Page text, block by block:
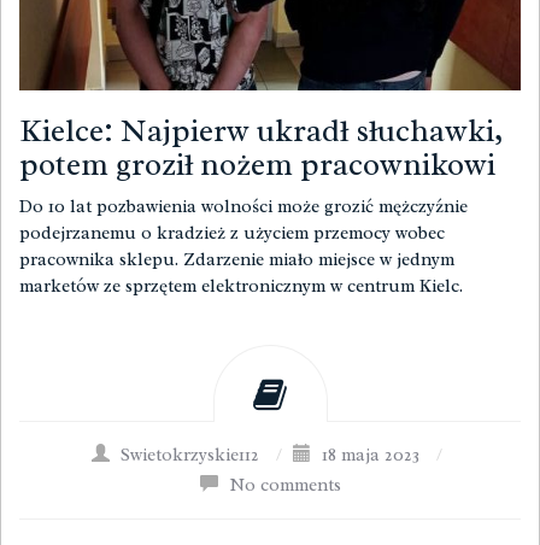
Kielce: Najpierw ukradł słuchawki,
potem groził nożem pracownikowi
Do 10 lat pozbawienia wolności może grozić mężczyźnie
podejrzanemu o kradzież z użyciem przemocy wobec
pracownika sklepu. Zdarzenie miało miejsce w jednym
marketów ze sprzętem elektronicznym w centrum Kielc.
Swietokrzyskie112 / 18 maja 2023
/
No comments